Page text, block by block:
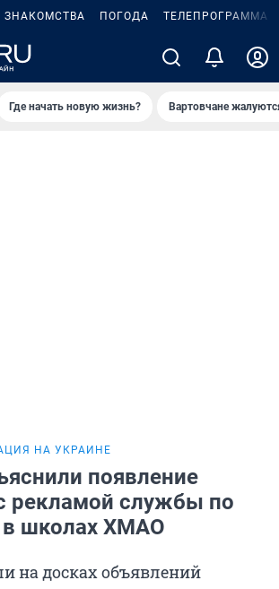
ЗНАКОМСТВА ПОГОДА ТЕЛЕПРОГРАММА
Где начать новую жизнь? Вартовчане
НА УКРАИНЕ
появление
рекламой службы по
в школах ХМАО
на досках объявлений